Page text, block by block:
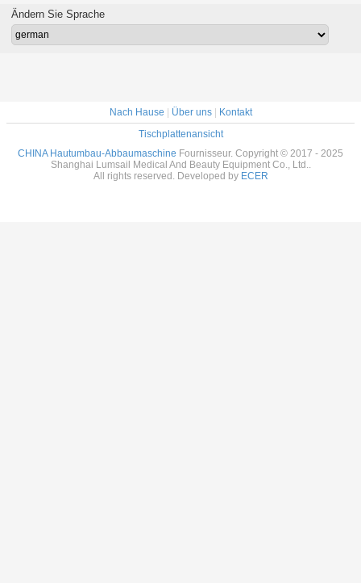
Ändern Sie Sprache
Nach Hause | Über uns| Kontakt
Tischplattenansicht
CHINA Hautumbau-Abbaumaschine Fournisseur. Copyright © 2017 - 2025
Shanghai Lumsail Medical And Beauty Equipment Co., Ltd..
All rights reserved. Developed by ECER